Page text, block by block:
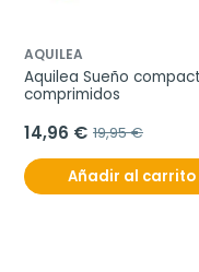
AQUILEA
Aquilea Sueño
comprimidos
14,96 € 19,95 €
Añadir al carrito